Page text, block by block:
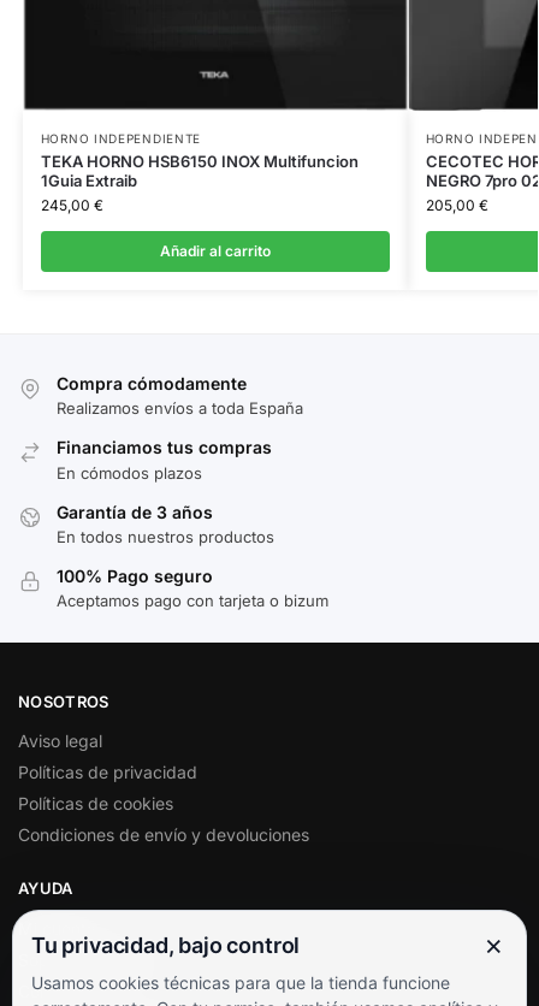
HORNO INDEPENDIENTE
TEKA HORNO HSB6150 INOX Multifuncion
1Guia Extraib
245,00 €
Añadir al carrito
HORNO
CECOTEC
NEGRO 7pro
205,00 €
Compra cómodamente
Realizamos envíos a toda España
Financiamos tus compras
En cómodos plazos
Garantía de 3 años
En todos nuestros productos
100% Pago seguro
Aceptamos pago con tarjeta o bizum
NOSOTROS
Aviso legal
Políticas de privacidad
Políticas de cookies
Condiciones de envío y devoluciones
AYUDA
Soporte al cliente
Contacto
Tu privacidad, bajo control ×
Usamos cookies técnicas para que la tienda funcione